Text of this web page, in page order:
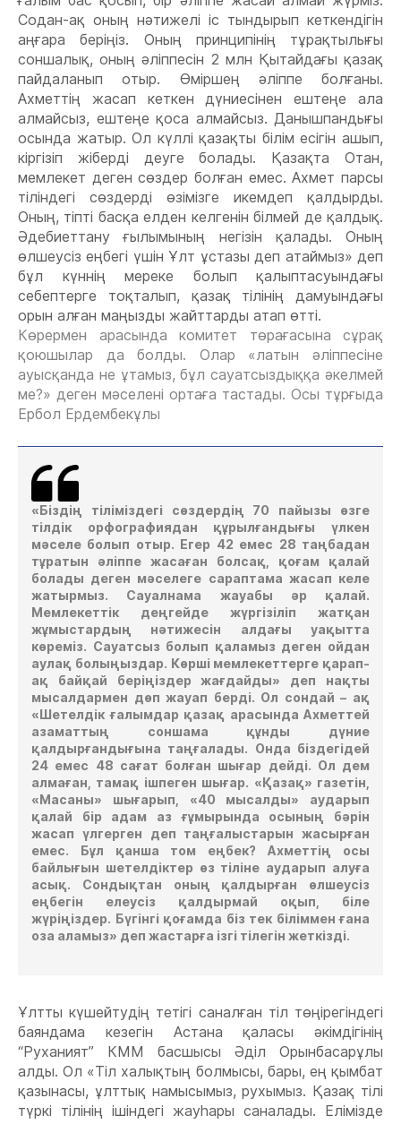
Содан-ақ оның нәтижелі іс тындырып кеткендігін
аңғара беріңіз. Оның принципінің тұрақтылығы
соншалық, оның әліппесін 2 млн Қытайдағы қазақ
пайдаланып отыр. Өміршең әліппе болғаны.
Ахметтің жасап кеткен дүниесінен ештеңе ала
алмайсыз, ештеңе қоса алмайсыз. Данышпандығы
осында жатыр. Ол күллі қазақты білім есігін ашып,
кіргізіп жіберді деуге болады. Қазақта Отан,
мемлекет деген сөздер болған емес. Ахмет парсы
тіліндегі сөздерді өзімізге икемдеп қалдырды.
Оның, тіпті басқа елден келгенін білмей де қалдық.
Әдебиеттану ғылымының негізін қалады. Оның
өлшеусіз еңбегі үшін Ұлт ұстазы деп атаймыз» деп
бұл күннің мереке болып қалыптасуындағы
себептерге тоқталып, қазақ тілінің дамуындағы
орын алған маңызды жайттарды атап өтті.
Көрермен арасында комитет төрағасына сұрақ
қоюшылар да болды. Олар «латын әліппесіне
ауысқанда не ұтамыз, бұл сауатсыздыққа әкелмей
ме?» деген мәселені ортаға тастады. Осы тұрғыда
Ербол Ердембекұлы
«Біздің тіліміздегі сөздердің 70 пайызы өзге
тілдік орфографиядан құрылғандығы үлкен
мәселе болып отыр. Егер 42 емес 28 таңбадан
тұратын әліппе жасаған болсақ, қоғам қалай
болады деген мәселеге сараптама жасап келе
жатырмыз. Сауалнама жауабы әр қалай.
Мемлекеттік деңгейде жүргізіліп жатқан
жұмыстардың нәтижесін алдағы уақытта
көреміз. Сауатсыз болып қаламыз деген ойдан
аулақ болыңыздар. Көрші мемлекеттерге қарап-
ақ байқай беріңіздер жағдайды» деп нақты
мысалдармен дөп жауап берді. Ол сондай – ақ
«Шетелдік ғалымдар қазақ арасында Ахметтей
азаматтың соншама құнды дүние
қалдырғандығына таңғалады. Онда біздегідей
24 емес 48 сағат болған шығар дейді. Ол дем
алмаған, тамақ ішпеген шығар. «Қазақ» газетін,
«Масаны» шығарып, «40 мысалды» аударып
қалай бір адам аз ғұмырында осының бәрін
жасап үлгерген деп таңғалыстарын жасырған
емес. Бұл қанша том еңбек? Ахметтің осы
байлығын шетелдіктер өз тіліне аударып алуға
асық. Сондықтан оның қалдырған өлшеусіз
еңбегін елеусіз қалдырмай оқып, біле
жүріңіздер. Бүгінгі қоғамда біз тек біліммен ғана
оза аламыз» деп жастарға ізгі тілегін жеткізді.
Ұлтты күшейтудің тетігі саналған тіл төңірегіндегі
баяндама кезегін Астана қаласы әкімдігінің
“Руханият” КММ басшысы Әділ Орынбасарұлы
алды. Ол «Тіл халықтың болмысы, бары, ең қымбат
қазынасы, ұлттық намысымыз, рухымыз. Қазақ тілі
түркі тілінің ішіндегі жауһары саналады. Елімізде